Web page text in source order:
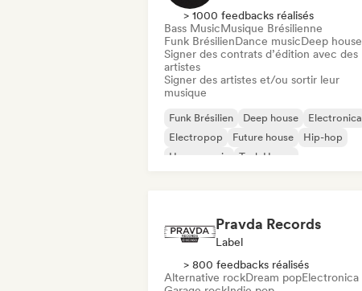
> 1000 feedbacks réalisés
Bass MusicMusique Brésilienne
Funk BrésilienDance musicDeep house
Signer des contrats d’édition avec des
artistes
Signer des artistes et/ou sortir leur
musique
Funk Brésilien Deep house
Electronica
Electropop
Future house
Hip-hop
House music
Tech House
Pravda Records
Label
> 800 feedbacks réalisés
Alternative rockDream popElectronica